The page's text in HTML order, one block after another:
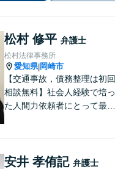
松村 修平 弁護士
松村法律事務所
愛知県|岡崎市
【交通事故，債務整理は初回
相談無料】社会人経験で培っ
た人間力依頼者にとって最大
安井 孝侑記 弁護士